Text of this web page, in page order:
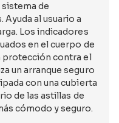
de
al usuario a
Los indicadores
en el cuerpo de
protección contra el
un arranque seguro
con una cubierta
de las astillas de
cómodo y seguro.